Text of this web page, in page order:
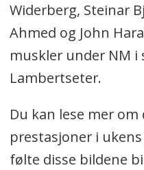
Widerberg, Steinar
Ahmed og John
muskler under NM
Lambertseter.
Du kan lese mer om
prestasjoner i
følte disse bildene